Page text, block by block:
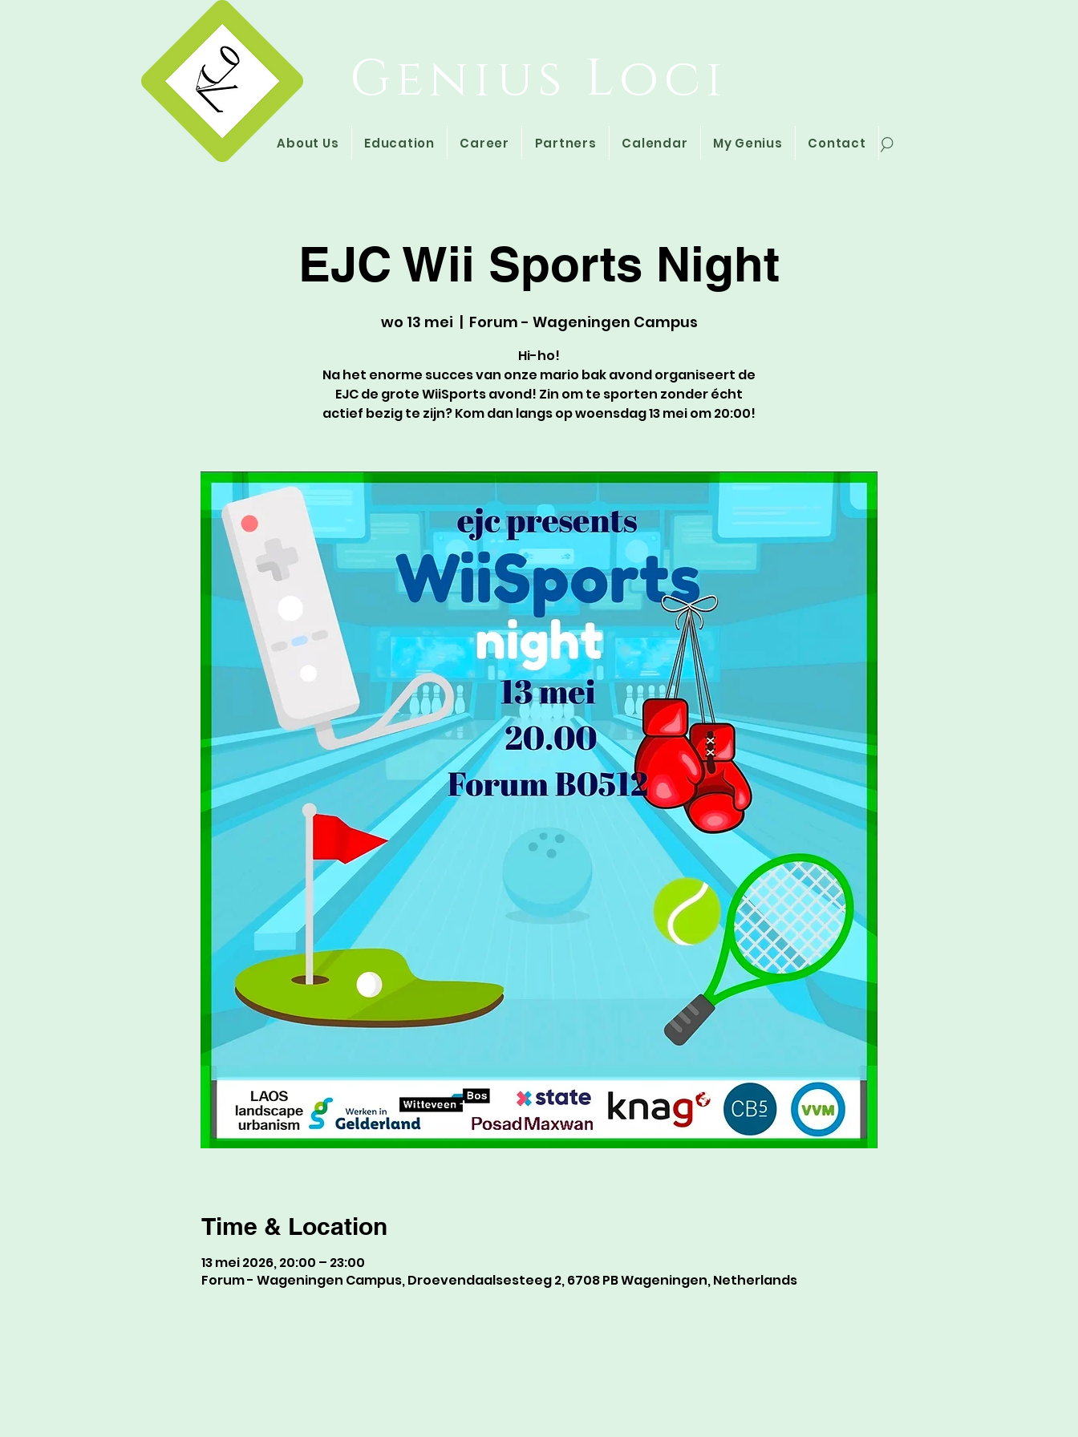
About Us Education Career Partners Calendar My Genius Contact
Genius Loci
EJC Wii Sports Night
wo 13 mei
  |
Forum - Wageningen Campus
Hi-ho!
Na het enorme succes van onze mario bak avond organiseert de
EJC de grote WiiSports avond! Zin om te sporten zonder écht
actief bezig te zijn? Kom dan langs op woensdag 13 mei om 20:00!
Time & Location
13 mei 2026, 20:00 – 23:00
Forum - Wageningen Campus, Droevendaalsesteeg 2, 6708 PB Wageningen, Netherlands